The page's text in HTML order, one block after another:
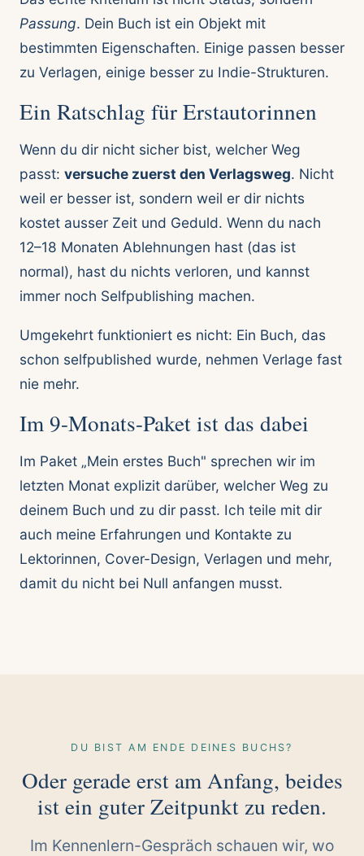
Passung. Dein Buch ist ein Objekt mit
bestimmten Eigenschaften. Einige passen besser
zu Verlagen, einige besser zu Indie-Strukturen.
Ein Ratschlag für Erstautorinnen
Wenn du dir nicht sicher bist, welcher Weg
passt: versuche zuerst den Verlagsweg. Nicht
weil er besser ist, sondern weil er dir nichts
kostet ausser Zeit und Geduld. Wenn du nach
12–18 Monaten Ablehnungen hast (das ist
normal), hast du nichts verloren, und kannst
immer noch Selfpublishing machen.
Umgekehrt funktioniert es nicht: Ein Buch, das
schon selfpublished wurde, nehmen Verlage fast
nie mehr.
Im 9-Monats-Paket ist das dabei
Im Paket „Mein erstes Buch" sprechen wir im
letzten Monat explizit darüber, welcher Weg zu
deinem Buch und zu dir passt. Ich teile mit dir
auch meine Erfahrungen und Kontakte zu
Lektorinnen, Cover-Design, Verlagen und mehr,
damit du nicht bei Null anfangen musst.
DU BIST AM ENDE DEINES BUCHS?
Oder gerade erst am Anfang, beides
ist ein guter Zeitpunkt zu reden.
Im Kennenlern-Gespräch schauen wir, wo